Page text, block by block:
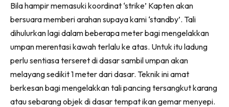
Bila hampir memasuki koordinat ‘strike’ Kapten akan
bersuara memberi arahan supaya kami ‘standby’. Tali
dihulurkan lagi dalam beberapa meter bagi mengelakkan
umpan merentasi kawah terlalu ke atas. Untuk itu ladung
perlu sentiasa terseret di dasar sambil umpan akan
melayang sedikit 1 meter dari dasar. Teknik ini amat
berkesan bagi mengelakkan tali pancing tersangkut karang
atau sebarang objek di dasar tempat ikan gemar menyepi.